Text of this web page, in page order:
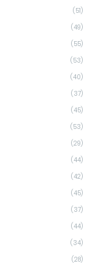
(51)
(49)
(55)
(53)
(40)
(37)
(45)
(53)
(29)
(44)
(42)
(45)
(37)
(44)
(34)
(28)